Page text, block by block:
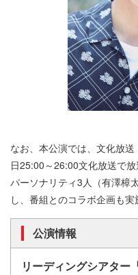
なお、本公演では、文化放
日25:00～26:00文化放送で
パーソナリティ3人（有澤樟
し、番組とのコラボ企画も実
公演情報
リーディングシアター